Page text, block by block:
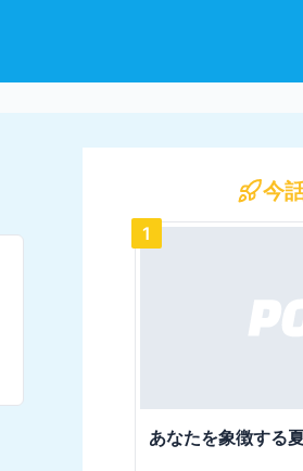
今
1
あなたを象徴する